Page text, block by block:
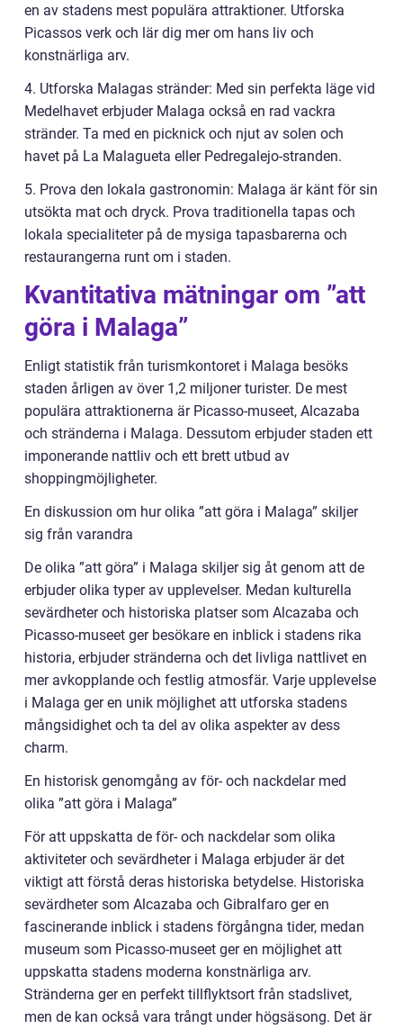
en av stadens mest populära attraktioner. Utforska
Picassos verk och lär dig mer om hans liv och
konstnärliga arv.
4. Utforska Malagas stränder: Med sin perfekta läge vid
Medelhavet erbjuder Malaga också en rad vackra
stränder. Ta med en picknick och njut av solen och
havet på La Malagueta eller Pedregalejo-stranden.
5. Prova den lokala gastronomin: Malaga är känt för sin
utsökta mat och dryck. Prova traditionella tapas och
lokala specialiteter på de mysiga tapasbarerna och
restaurangerna runt om i staden.
Kvantitativa mätningar om ”att
göra i Malaga”
Enligt statistik från turismkontoret i Malaga besöks
staden årligen av över 1,2 miljoner turister. De mest
populära attraktionerna är Picasso-museet, Alcazaba
och stränderna i Malaga. Dessutom erbjuder staden ett
imponerande nattliv och ett brett utbud av
shoppingmöjligheter.
En diskussion om hur olika ”att göra i Malaga” skiljer
sig från varandra
De olika ”att göra” i Malaga skiljer sig åt genom att de
erbjuder olika typer av upplevelser. Medan kulturella
sevärdheter och historiska platser som Alcazaba och
Picasso-museet ger besökare en inblick i stadens rika
historia, erbjuder stränderna och det livliga nattlivet en
mer avkopplande och festlig atmosfär. Varje upplevelse
i Malaga ger en unik möjlighet att utforska stadens
mångsidighet och ta del av olika aspekter av dess
charm.
En historisk genomgång av för- och nackdelar med
olika ”att göra i Malaga”
För att uppskatta de för- och nackdelar som olika
aktiviteter och sevärdheter i Malaga erbjuder är det
viktigt att förstå deras historiska betydelse. Historiska
sevärdheter som Alcazaba och Gibralfaro ger en
fascinerande inblick i stadens förgångna tider, medan
museum som Picasso-museet ger en möjlighet att
uppskatta stadens moderna konstnärliga arv.
Stränderna ger en perfekt tillflyktsort från stadslivet,
men de kan också vara trångt under högsäsong. Det är